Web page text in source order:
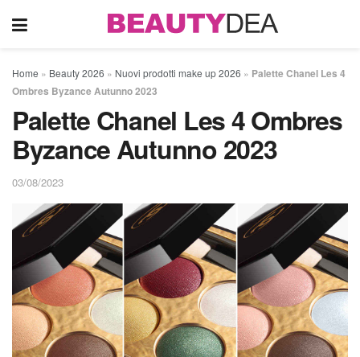
Home » Beauty 2026 » Nuovi prodotti make up 2026 » Palette Chanel Les 4
Ombres Byzance Autunno 2023
Palette Chanel Les 4 Ombres
Byzance Autunno 2023
03/08/2023